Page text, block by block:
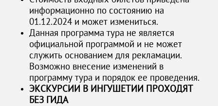
информационно по состоянию на
01.12.2024 и может измениться.
Данная программа тура не является
официальной программой и не может
служить основанием для рекламации.
Возможно внесение изменений в
программу тура и порядок ее проведения.
ЭКСКУРСИИ В ИНГУШЕТИИ ПРОХОДЯТ
БЕЗ ГИДА